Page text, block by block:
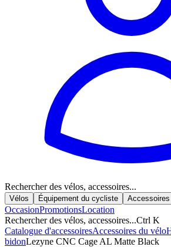
Rechercher des vélos, accessoires...
Vélos Équipement du cycliste
OccasionPromotionsLocation
Rechercher des vélos, accessoires...Ctrl K
Catalogue d'accessoiresAccessoires du vélo
bidonLezyne CNC Cage AL Matte Black